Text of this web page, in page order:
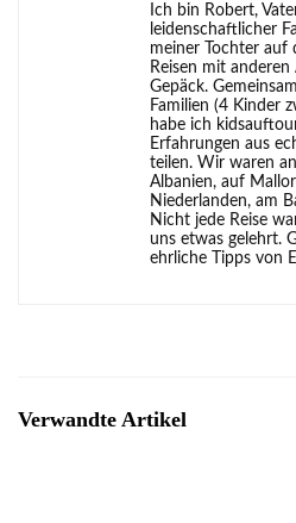
Ich bin Robert,
leidenschaftlicher
meiner Tochter auf
Reisen mit
Gepäck.
Familien (4 Kinder
habe ich
Erfahrungen aus
teilen. Wir waren
Albanien, auf
Niederlanden, am
Nicht jede Reise
uns etwas gelehrt.
ehrliche Tipps von
Verwandte Artikel